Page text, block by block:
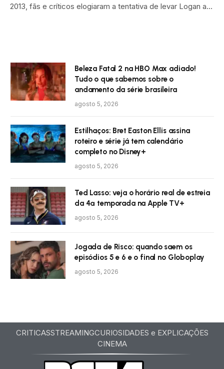
2013, fãs e críticos elogiaram a tentativa de levar Logan a…
Beleza Fatal 2 na HBO Max adiado!
Tudo o que sabemos sobre o
andamento da série brasileira
agosto 5, 2026
Estilhaços: Bret Easton Ellis assina
roteiro e série já tem calendário
completo no Disney+
agosto 5, 2026
Ted Lasso: veja o horário real de estreia
da 4ª temporada na Apple TV+
agosto 5, 2026
Jogada de Risco: quando saem os
episódios 5 e 6 e o final no Globoplay
agosto 5, 2026
CRITICASSTREAMINGCURIOSIDADES e EXPLICAÇÕES
CINEMA